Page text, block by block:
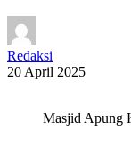
Redaksi
20 April 2025
Masjid Apung